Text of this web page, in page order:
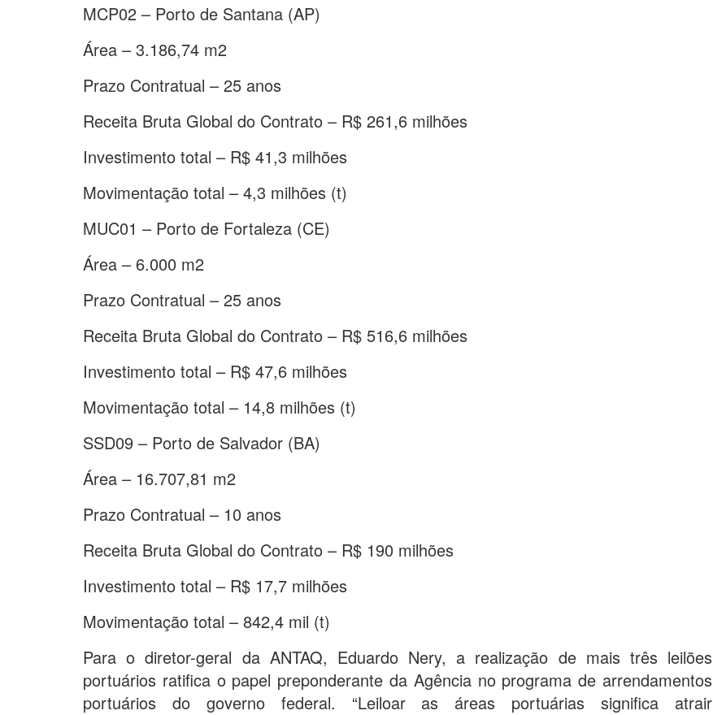
MCP02 – Porto de Santana (AP)
Área – 3.186,74 m2
Prazo Contratual – 25 anos
Receita Bruta Global do Contrato – R$ 261,6 milhões
Investimento total – R$ 41,3 milhões
Movimentação total – 4,3 milhões (t)
MUC01 – Porto de Fortaleza (CE)
Área – 6.000 m2
Prazo Contratual – 25 anos
Receita Bruta Global do Contrato – R$ 516,6 milhões
Investimento total – R$ 47,6 milhões
Movimentação total – 14,8 milhões (t)
SSD09 – Porto de Salvador (BA)
Área – 16.707,81 m2
Prazo Contratual – 10 anos
Receita Bruta Global do Contrato – R$ 190 milhões
Investimento total – R$ 17,7 milhões
Movimentação total – 842,4 mil (t)
Para o diretor-geral da ANTAQ, Eduardo Nery, a realização de mais três leilões
portuários ratifica o papel preponderante da Agência no programa de arrendamentos
portuários do governo federal. “Leiloar as áreas portuárias significa atrair